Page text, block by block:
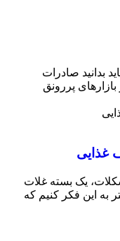
بدانید صادرات
پررونق
غذایی
یک بسته غلات
به این فکر کنیم که